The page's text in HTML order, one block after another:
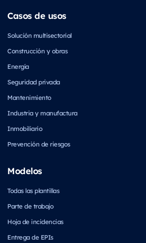
Casos de usos
Solución multisectorial
Construcción y obras
Energía
Seguridad privada
Mantenimiento
Industria y manufactura
Inmobiliario
Prevención de riesgos
Modelos
Todas las plantillas
Parte de trabajo
Hoja de incidencias
Entrega de EPIs